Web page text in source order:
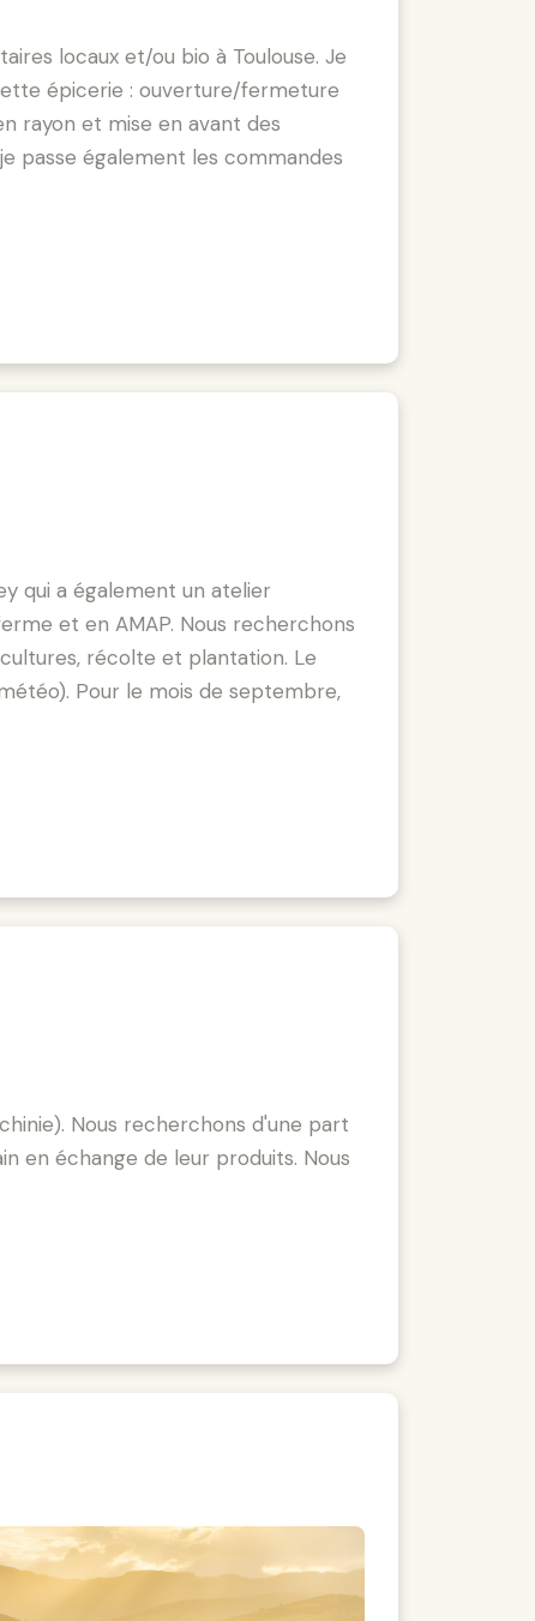
locaux et/ou bio à Toulouse. Je
épicerie : ouverture/fermeture
rayon et mise en avant des
passe également les commandes
qui a également un atelier
et en AMAP. Nous recherchons
récolte et plantation. Le
Pour le mois de septembre,
Nous recherchons d'une part
en échange de leur produits. Nous